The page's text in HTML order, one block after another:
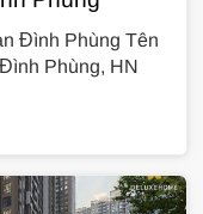
Đình Phùng Tên
Phùng, HN